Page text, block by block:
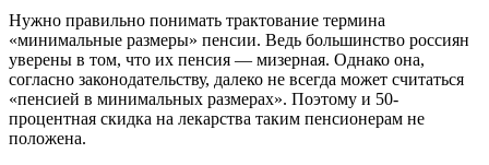
Нужно правильно понимать трактование термина
«минимальные размеры» пенсии. Ведь большинство россиян
уверены в том, что их пенсия — мизерная. Однако она,
согласно законодательству, далеко не всегда может считаться
«пенсией в минимальных размерах». Поэтому и 50-
процентная скидка на лекарства таким пенсионерам не
положена.